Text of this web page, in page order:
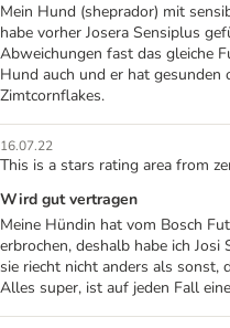
Mein Hund (sheprador) mit
habe vorher Josera Sensiplus
Abweichungen fast das gleiche
Hund auch und er hat
Zimtcornflakes.
16.07.22
This is a stars rating area from
Wird gut vertragen
Meine Hündin hat vom Bosch
erbrochen, deshalb habe ich
sie riecht nicht anders als
Alles super, ist auf jeden Fall